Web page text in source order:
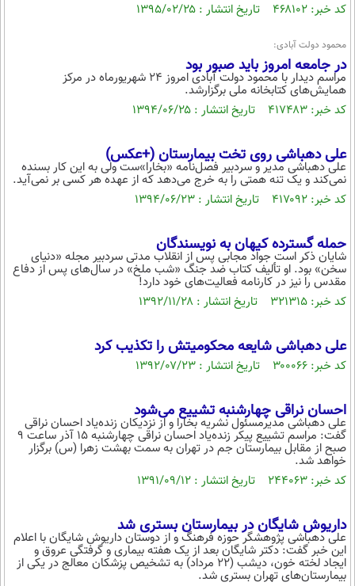
کد خبر: ۴۶۸۱۰۲ تاریخ انتشار : ۱۳۹۵/۰۲/۲۵
محمود دولت آبادی:
در جامعه امروز باید صبور بود
مراسم دیدار با محمود دولت آبادی امروز ۲۴ شهریورماه در مرکز
همایش‌های کتابخانه ملی برگزارشد.
کد خبر: ۴۱۷۴۸۳ تاریخ انتشار : ۱۳۹۴/۰۶/۲۵
علی دهباشی روی تخت بیمارستان (+عکس)
علی دهباشی مدیر و سردبیر فصل‌نامه «بخارا»‌ست ولی به این کار بسنده
نمی‌کند و یک تنه همتی را به خرج می‌دهد که از عهده هر کسی بر نمی‌آید.
کد خبر: ۴۱۷۰۹۲ تاریخ انتشار : ۱۳۹۴/۰۶/۲۳
حمله گسترده کیهان به نویسندگان
شایان ذکر است جواد مجابی پس از انقلاب مدتی سردبیر مجله «دنیای
سخن» بود. او تألیف کتاب ضد جنگ «شب ملخ» در سال‌های پس از دفاع
مقدس را نیز در کارنامه فعالیت‌های خود دارد!
کد خبر: ۳۲۱۳۱۵ تاریخ انتشار : ۱۳۹۲/۱۱/۲۸
علی دهباشی شایعه محکومیتش را تکذیب کرد
کد خبر: ۳۰۰۰۶۶ تاریخ انتشار : ۱۳۹۲/۰۷/۲۳
احسان نراقی چهارشنبه تشییع می‌شود
علی دهباشی مدیرمسئول نشریه بخارا و از نزدیکان زنده‌یاد احسان نراقی
گفت: مراسم تشییع پیکر زنده‌یاد احسان نراقی چهارشنبه 15 آذر ساعت 9
صبح از مقابل بیمارستان جم در تهران به سمت بهشت زهرا (س) برگزار
خواهد شد.
کد خبر: ۲۴۴۰۶۳ تاریخ انتشار : ۱۳۹۱/۰۹/۱۲
داریوش شایگان در بیمارستان بستری شد
علی دهباشی پژوهشگر حوزه فرهنگ و از دوستان داریوش شایگان با اعلام
این خبر گفت: دکتر شایگان بعد از یک هفته بیماری و گرفتگی عروق و
ایجاد لخته خون، دیشب (22 مرداد) به تشخیص پزشکان معالج در یکی از
بیمارستان‌های تهران بستری شد.